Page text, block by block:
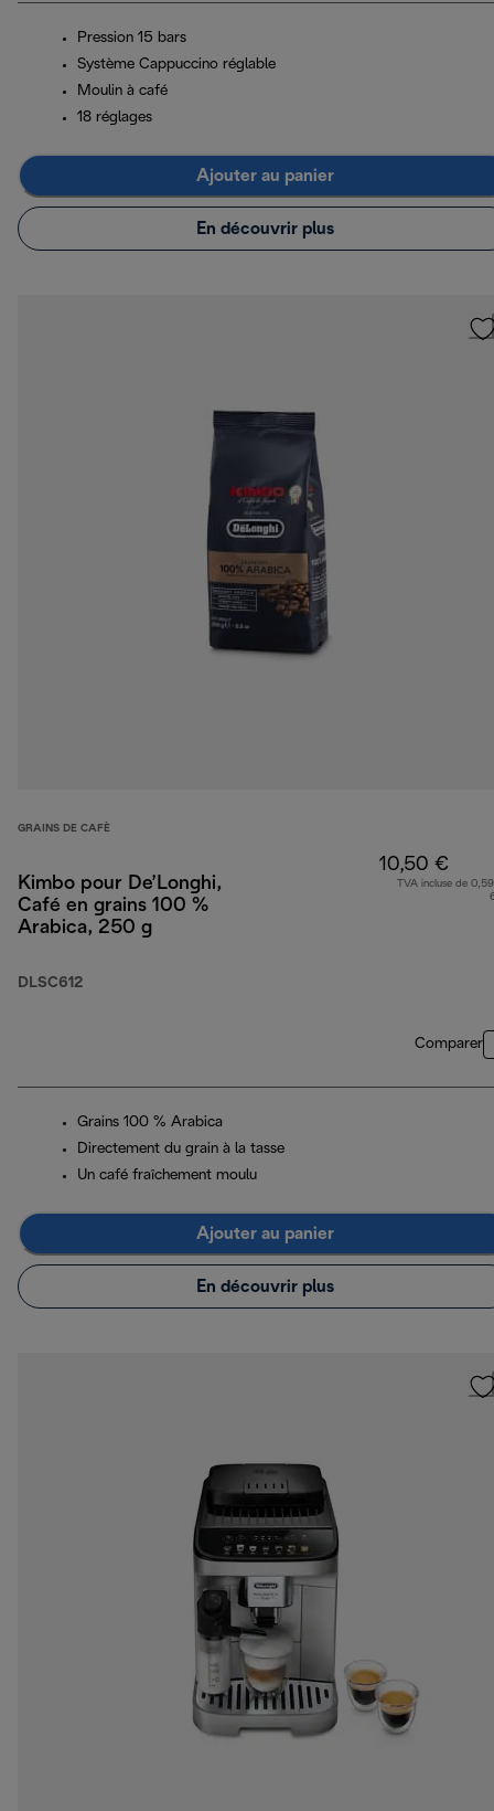
Pression 15 bars
Système Cappuccino réglable
Moulin à café
18 réglages
Ajouter au panier
En découvrir plus
GRAINS DE CAFÈ
Kimbo pour De’Longhi,
Café en grains 100 %
Arabica, 250 g
DLSC612
10,50 €
TVA incluse de
Comparer
Grains 100 % Arabica
Directement du grain à la tasse
Un café fraîchement moulu
Ajouter au panier
En découvrir plus